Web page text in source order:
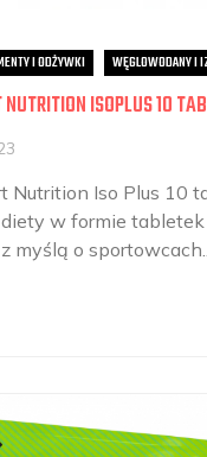
I ODŻYWKI WĘGLOWODANY I
NUTRITION ISOPLUS 10
Nutrition Iso Plus 10
w formie tabletek
myślą o sportowcach...